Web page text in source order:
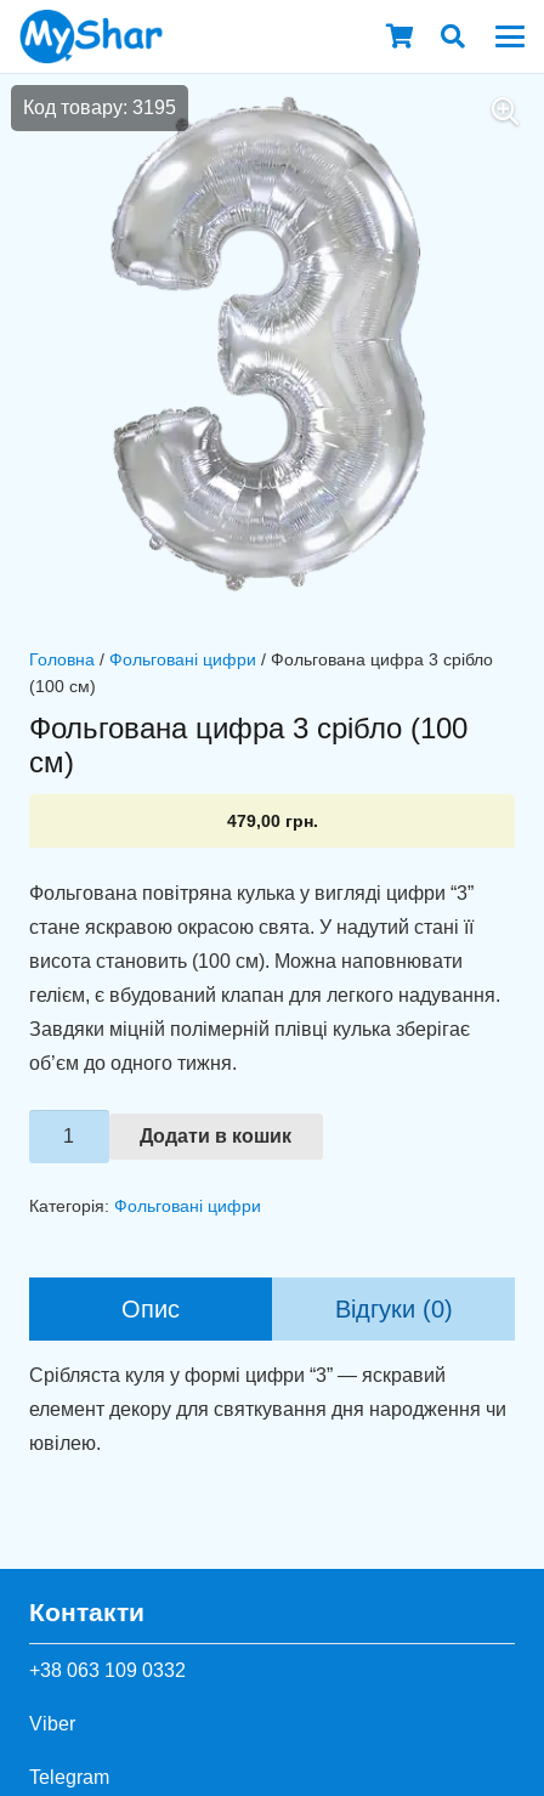
Код товару: 3195
Головна / Фольговані цифри / Фольгована цифра 3 срібло
(100 см)
Фольгована цифра 3 срібло (100
см)
479,00 грн.
Фольгована повітряна кулька у вигляді цифри “3”
стане яскравою окрасою свята. У надутий стані її
висота становить (100 см). Можна наповнювати
гелієм, є вбудований клапан для легкого надування.
Завдяки міцній полімерній плівці кулька зберігає
об’єм до одного тижня.
Фольгована
цифра
Додати в кошик
Категорія: Фольговані цифри
Опис Відгуки (0)
Срібляста куля у формі цифри “3” — яскравий
елемент декору для святкування дня народження чи
ювілею.
Контакти
+38 063 109 0332
Viber
Telegram